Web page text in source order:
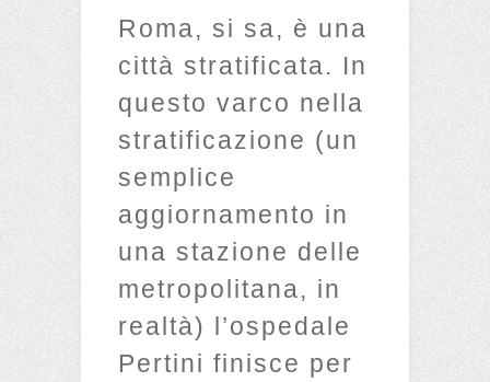
Roma, si sa, è una
città stratificata. In
questo varco nella
stratificazione (un
semplice
aggiornamento in
una stazione delle
metropolitana, in
realtà) l’ospedale
Pertini finisce per